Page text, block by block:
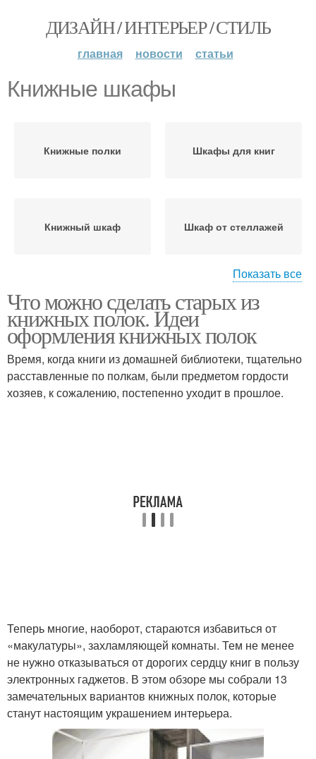
ДИЗАЙН / ИНТЕРЬЕР / СТИЛЬ
главная новости статьи
Книжные шкафы
Книжные полки Шкафы для книг
Книжный шкаф Шкаф от стеллажей
Книжная полка
Показать все
Что можно сделать старых из
книжных полок. Идеи
оформления книжных полок
Время, когда книги из домашней библиотеки, тщательно
расставленные по полкам, были предметом гордости
хозяев, к сожалению, постепенно уходит в прошлое.
Теперь многие, наоборот, стараются избавиться от
«макулатуры», захламляющей комнаты. Тем не менее
не нужно отказываться от дорогих сердцу книг в пользу
электронных гаджетов. В этом обзоре мы собрали 13
замечательных вариантов книжных полок, которые
станут настоящим украшением интерьера.